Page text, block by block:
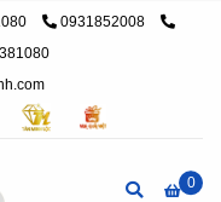
0931852008
0